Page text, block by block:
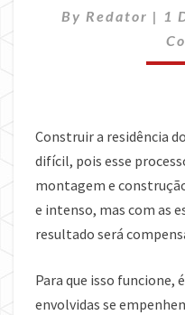
By Redator | 1
Construir a residência
difícil, pois esse
montagem e
e intenso, mas com as
resultado será
Para que isso funcione,
envolvidas se